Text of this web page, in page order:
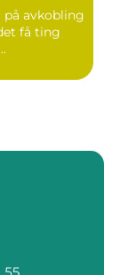
på avkobling
få ting